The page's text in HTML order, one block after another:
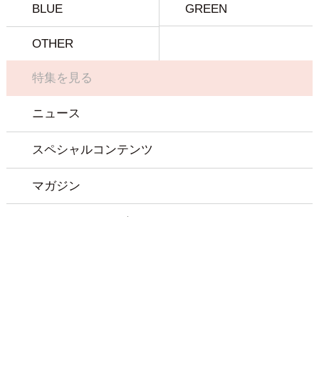
BLUE GREEN
OTHER
特集を見る
ニュース
スペシャルコンテンツ
マガジン